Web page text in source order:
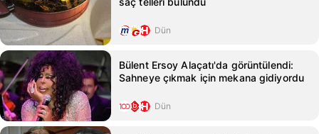
Dün
Bülent Ersoy Alaçatı'da görüntülendi:
Sahneye çıkmak için mekana gidiyordu
Dün